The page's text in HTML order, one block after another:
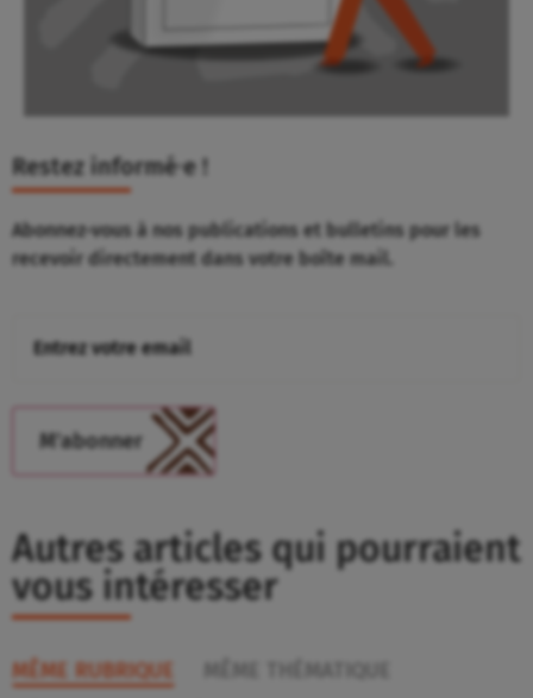
Restez informé⸱e !
Abonnez-vous à nos publications et bulletins pour les
recevoir directement dans votre boîte mail.
Autres articles qui pourraient
vous intéresser
MÊME RUBRIQUE